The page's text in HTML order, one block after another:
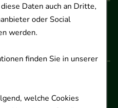
Daten auch an Dritte,
oder Social
werden.
finden Sie in unserer
welche Cookies